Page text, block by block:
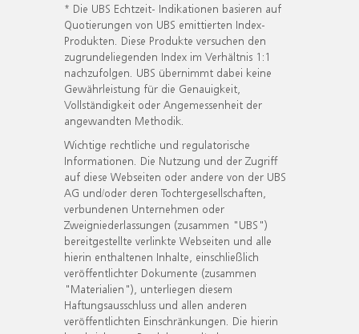
* Die UBS Echtzeit- Indikationen basieren auf
Quotierungen von UBS emittierten Index-
Produkten. Diese Produkte versuchen den
zugrundeliegenden Index im Verhältnis 1:1
nachzufolgen. UBS übernimmt dabei keine
Gewährleistung für die Genauigkeit,
Vollständigkeit oder Angemessenheit der
angewandten Methodik.
Wichtige rechtliche und regulatorische
Informationen. Die Nutzung und der Zugriff
auf diese Webseiten oder andere von der UBS
AG und/oder deren Tochtergesellschaften,
verbundenen Unternehmen oder
Zweigniederlassungen (zusammen "UBS")
bereitgestellte verlinkte Webseiten und alle
hierin enthaltenen Inhalte, einschließlich
veröffentlichter Dokumente (zusammen
"Materialien"), unterliegen diesem
Haftungsausschluss und allen anderen
veröffentlichten Einschränkungen. Die hierin